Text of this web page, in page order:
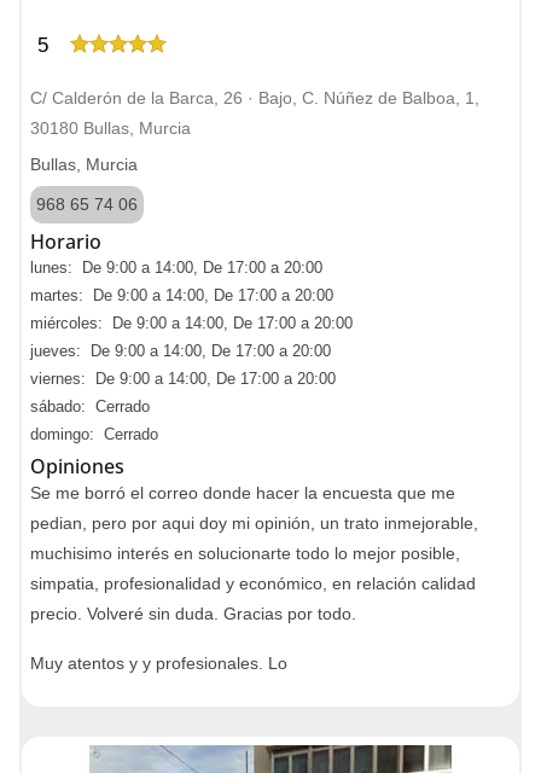
5
C/ Calderón de la Barca, 26 · Bajo, C. Núñez de Balboa, 1,
30180 Bullas, Murcia
Bullas, Murcia
968 65 74 06
Horario
lunes: De 9:00 a 14:00, De 17:00 a 20:00
martes: De 9:00 a 14:00, De 17:00 a 20:00
miércoles: De 9:00 a 14:00, De 17:00 a 20:00
jueves: De 9:00 a 14:00, De 17:00 a 20:00
viernes: De 9:00 a 14:00, De 17:00 a 20:00
sábado: Cerrado
domingo: Cerrado
Opiniones
Se me borró el correo donde hacer la encuesta que me
pedian, pero por aqui doy mi opinión, un trato inmejorable,
muchisimo interés en solucionarte todo lo mejor posible,
simpatia, profesionalidad y económico, en relación calidad
precio. Volveré sin duda. Gracias por todo.
Muy atentos y y profesionales. Lo